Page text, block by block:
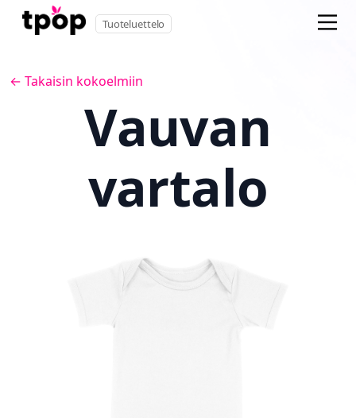
Tuoteluettelo
← Takaisin kokoelmiin
Vauvan
vartalo